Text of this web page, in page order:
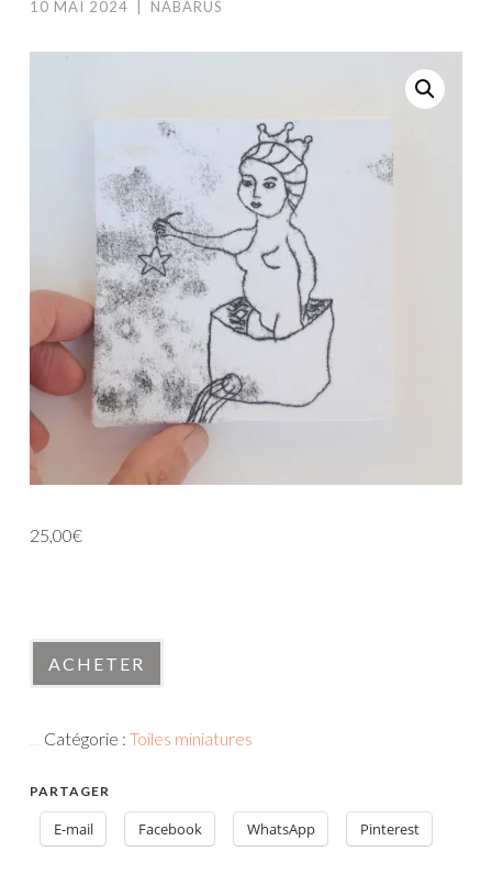
10 MAI 2024 NABARUS
25,00€
de
ACHETER
Catégorie : Toiles miniatures
PARTAGER
E-mail Facebook WhatsApp Pinterest